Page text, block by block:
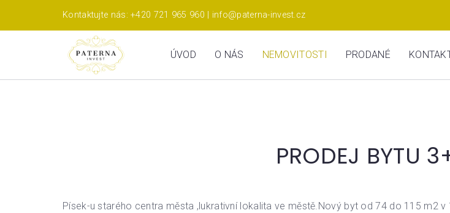
Kontaktujte nás: +420 721 965 960 | info@paterna-invest.cz
ÚVOD O NÁS NEMOVITOSTI PRODANÉ
PRODEJ BYTU
Písek-u starého centra města ,lukrativní lokalita ve městě.Nový byt od 74 do 115 m2